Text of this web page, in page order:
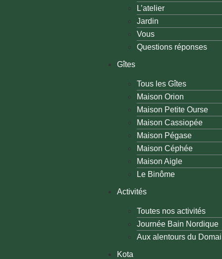
L’atelier
Jardin
Vous
Questions réponses
Gîtes
Tous les Gîtes
Maison Orion
Maison Petite Ourse
Maison Cassiopée
Maison Pégase
Maison Céphée
Maison Aigle
Le Binôme
Activités
Toutes nos activités
Journée Bain Nordique
Aux alentours du
Kota